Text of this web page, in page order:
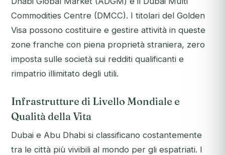
Commodities Centre (DMCC). I titolari del Golden
Visa possono costituire e gestire attività in queste
zone franche con piena proprietà straniera, zero
imposta sulle società sui redditi qualificanti e
rimpatrio illimitato degli utili.
Infrastrutture di Livello Mondiale e
Qualità della Vita
Dubai e Abu Dhabi si classificano costantemente
tra le città più vivibili al mondo per gli espatriati. I